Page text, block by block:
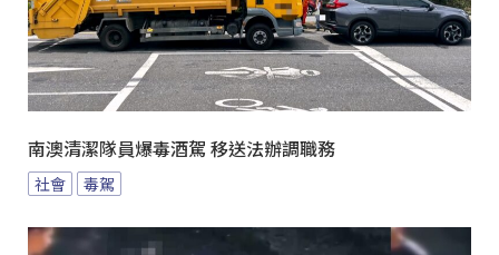
南澳清潔隊員爆毒酒駕 移送法辦調職務
社會 毒駕